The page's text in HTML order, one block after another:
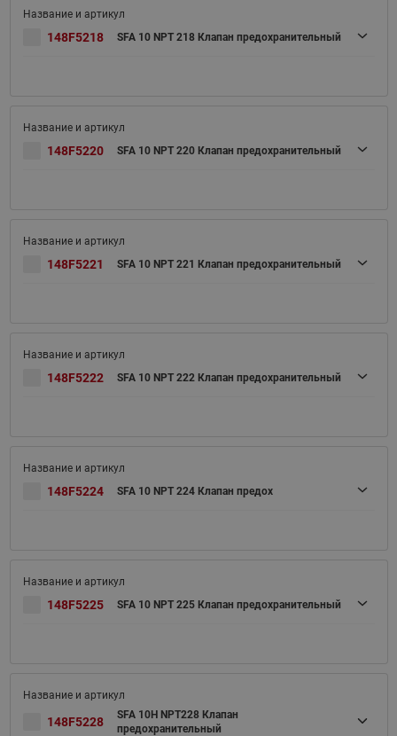
148F5218 SFA 10 NPT 218 Клапан предохранительный
148F5220 SFA 10 NPT 220 Клапан предохранительный
148F5221 SFA 10 NPT 221 Клапан предохранительный
148F5222 SFA 10 NPT 222 Клапан предохранительный
148F5224 SFA 10 NPT 224 Клапан предох
148F5225 SFA 10 NPT 225 Клапан предохранительный
148F5228
SFA 10H NPT228 Клапан
предохранительный